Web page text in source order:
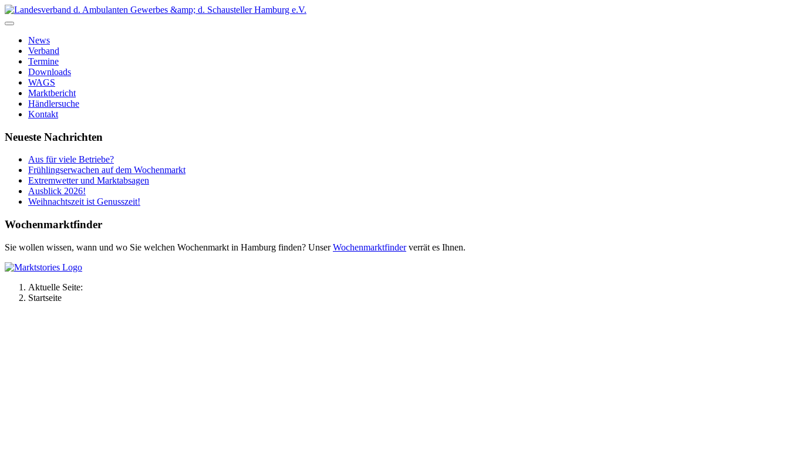
News
Verband
Termine
Downloads
WAGS
Marktbericht
Händlersuche
Kontakt
Neueste Nachrichten
Aus für viele Betriebe?
Frühlingserwachen auf dem Wochenmarkt
Extremwetter und Marktabsagen
Ausblick 2026!
Weihnachtszeit ist Genusszeit!
Wochenmarktfinder
Sie wollen wissen, wann und wo Sie welchen Wochenmarkt in Hamburg finden? UnserWochenmarktfinderverrät es Ihnen.
Aktuelle Seite:
Startseite